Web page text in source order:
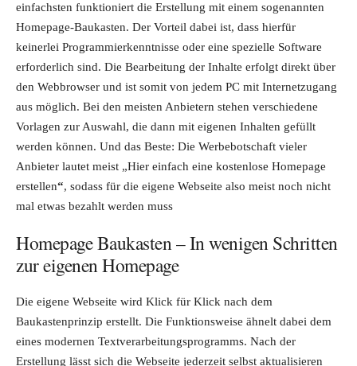
einfachsten funktioniert die Erstellung mit einem sogenannten
Homepage-Baukasten. Der Vorteil dabei ist, dass hierfür
keinerlei Programmierkenntnisse oder eine spezielle Software
erforderlich sind. Die Bearbeitung der Inhalte erfolgt direkt über
den Webbrowser und ist somit von jedem PC mit Internetzugang
aus möglich. Bei den meisten Anbietern stehen verschiedene
Vorlagen zur Auswahl, die dann mit eigenen Inhalten gefüllt
werden können. Und das Beste: Die Werbebotschaft vieler
Anbieter lautet meist „Hier einfach eine kostenlose Homepage
erstellen“, sodass für die eigene Webseite also meist noch nicht
mal etwas bezahlt werden muss
Homepage Baukasten – In wenigen Schritten
zur eigenen Homepage
Die eigene Webseite wird Klick für Klick nach dem
Baukastenprinzip erstellt. Die Funktionsweise ähnelt dabei dem
eines modernen Textverarbeitungsprogramms. Nach der
Erstellung lässt sich die Webseite jederzeit selbst aktualisieren